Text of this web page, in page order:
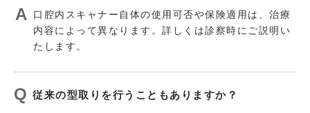
口腔内スキャナー自体の使用可否や保険適用は、治療
内容によって異なります。詳しくは診察時にご説明い
たします。
従来の型取りを行うこともありますか？